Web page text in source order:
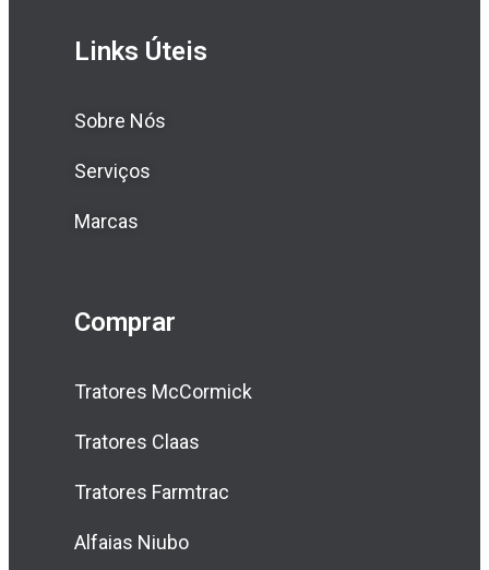
Links Úteis
Sobre Nós
Serviços
Marcas
Comprar
Tratores McCormick
Tratores Claas
Tratores Farmtrac
Alfaias Niubo